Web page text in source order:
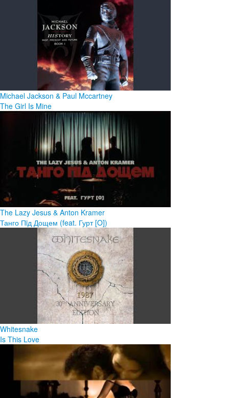
Michael Jackson & Paul Mccartney
The Girl Is Mine
The Lazy Jesus & Anton Kramer
Танго Пiд Дощем (feat. Гурт [O])
Whitesnake
Is This Love